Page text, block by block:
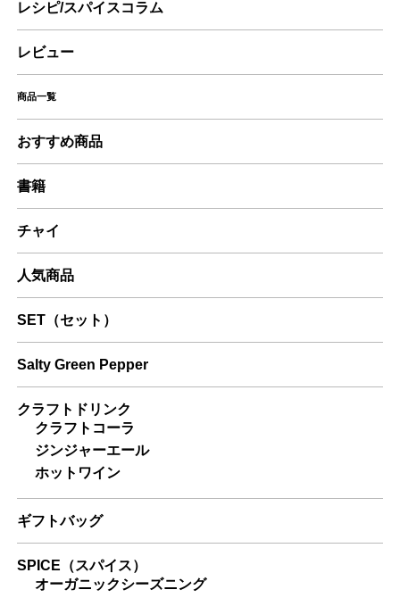
レシピ/スパイスコラム
レビュー
商品一覧
おすすめ商品
書籍
チャイ
人気商品
SET（セット）
Salty Green Pepper
クラフトドリンク
クラフトコーラ
ジンジャーエール
ホットワイン
ギフトバッグ
SPICE（スパイス）
オーガニックシーズニング